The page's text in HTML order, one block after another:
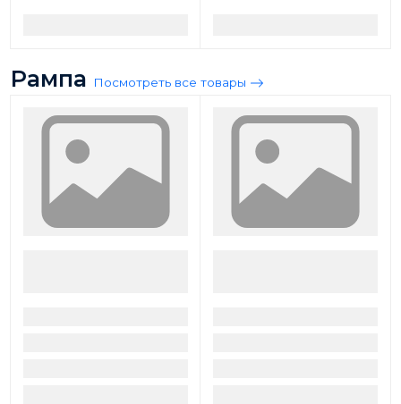
Рампа Посмотреть все товары